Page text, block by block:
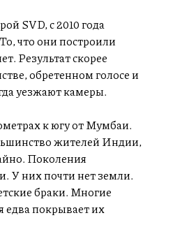
SVD, с 2010 года
что они построили
Результат скорее
обретенном голосе и
уезжают камеры.
к югу от Мумбаи.
жителей Индии,
Поколения
У них почти нет земли.
браки. Многие
едва покрывает их